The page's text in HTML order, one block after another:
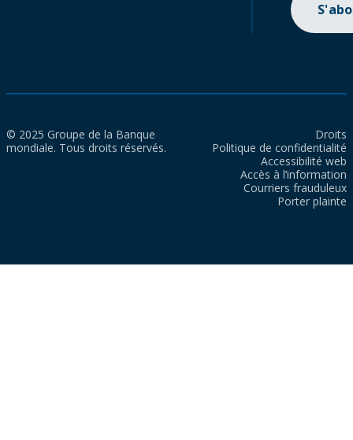
© 2025 Groupe de la Banque
mondiale. Tous droits réservés.
Droits
Politique de confidentialité
Accessibilité web
Accès à l’information
Courriers frauduleux
Porter plainte